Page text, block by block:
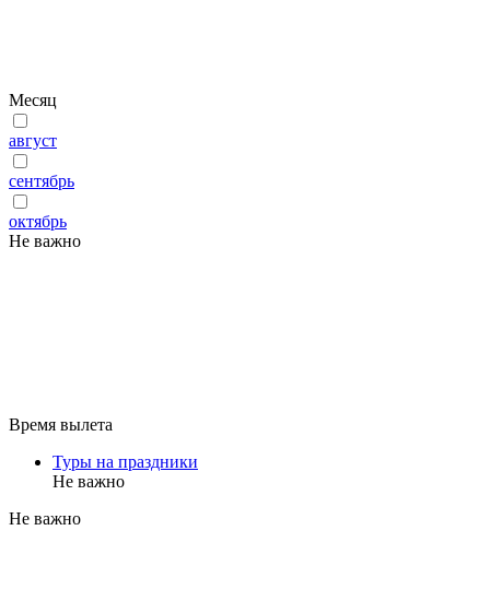
Месяц
август
сентябрь
октябрь
Не важно
Время вылета
Туры на праздники
Не важно
Не важно